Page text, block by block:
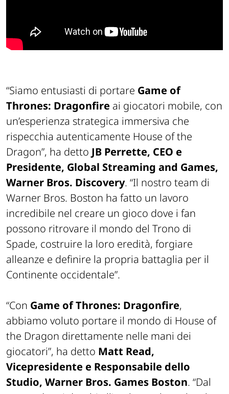
“Siamo entusiasti di portare Game of
Thrones: Dragonfire ai giocatori mobile, con
un’esperienza strategica immersiva che
rispecchia autenticamente House of the
Dragon”, ha detto JB Perrette, CEO e
Presidente, Global Streaming and Games,
Warner Bros. Discovery. “Il nostro team di
Warner Bros. Boston ha fatto un lavoro
incredibile nel creare un gioco dove i fan
possono ritrovare il mondo del Trono di
Spade, costruire la loro eredità, forgiare
alleanze e definire la propria battaglia per il
Continente occidentale”.
“Con Game of Thrones: Dragonfire,
abbiamo voluto portare il mondo di House of
the Dragon direttamente nelle mani dei
giocatori”, ha detto Matt Read,
Vicepresidente e Responsabile dello
Studio, Warner Bros. Games Boston. “Dal